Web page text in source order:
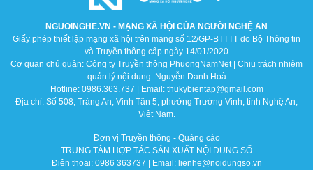
NGUOINGHE.VN - MẠNG XÃ HỘI CỦA NGƯỜI NGHỆ AN
Giấy phép thiết lập mạng xã hội trên mạng số 12/GP-BTTTT do Bộ Thông tin
và Truyền thông cấp ngày 14/01/2020
Cơ quan chủ quản: Công ty Truyền thông PhuongNamNet | Chịu trách nhiệm
quản lý nội dung: Nguyễn Danh Hoà
Hotline: 0986.363.737 | Email: thukybientap@gmail.com
Địa chỉ: Số 508, Tràng An, Vinh Tân 5, phường Trường Vinh, tỉnh Nghệ An,
Việt Nam.
Đơn vị Truyền thông - Quảng cáo
TRUNG TÂM HỢP TÁC SẢN XUẤT NỘI DUNG SỐ
Điện thoại: 0986 363737 | Email: lienhe@noidungso.vn